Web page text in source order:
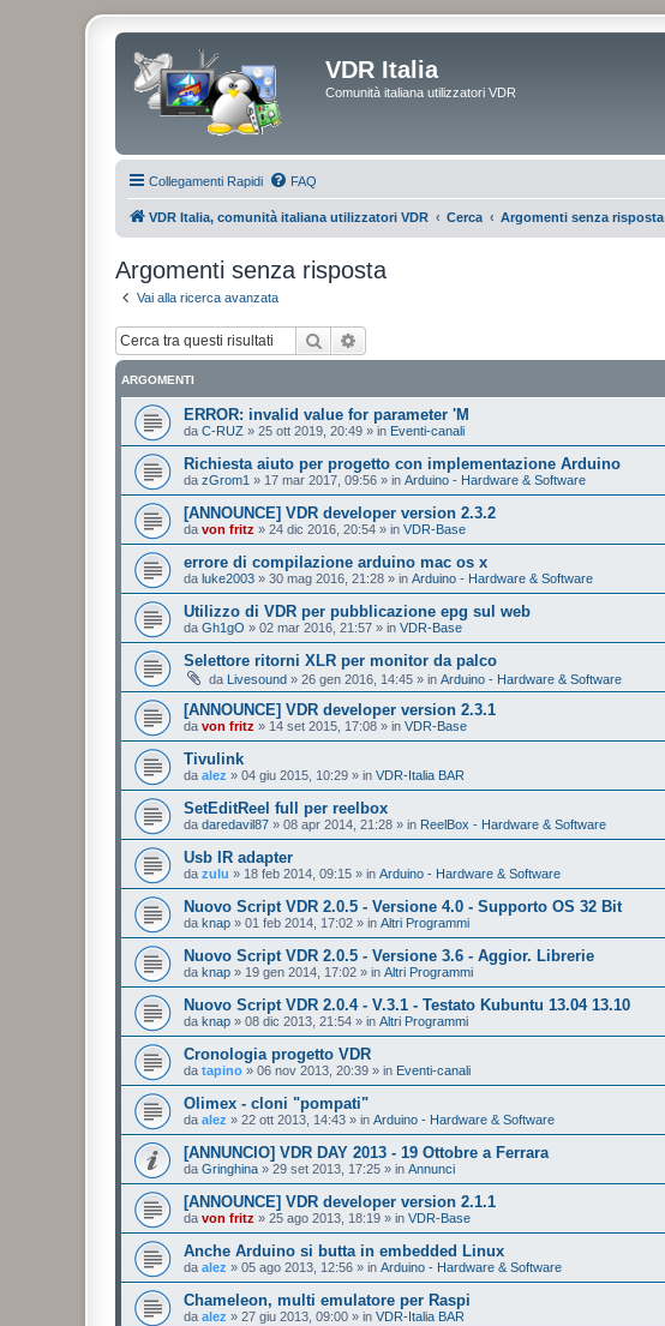
VDR Italia
Comunità italiana utilizzatori VDR
Collegamenti Rapidi FAQ
VDR Italia, comunità italiana utilizzatori VDR Cerca Argomenti senza risposta
Argomenti senza risposta
Vai alla ricerca avanzata
Cerca
ARGOMENTI
ERROR: invalid value for parameter 'M
da C-RUZ » 25 ott 2019, 20:49 » in Eventi-canali
Richiesta aiuto per progetto con implementazione Arduino
da zGrom1 » 17 mar 2017, 09:56 » in Arduino - Hardware & Software
[ANNOUNCE] VDR developer version 2.3.2
da von fritz » 24 dic 2016, 20:54 » in VDR-Base
errore di compilazione arduino mac os x
da luke2003 » 30 mag 2016, 21:28 » in Arduino - Hardware & Software
Utilizzo di VDR per pubblicazione epg sul web
da Gh1gO » 02 mar 2016, 21:57 » in VDR-Base
Selettore ritorni XLR per monitor da palco
da Livesound » 26 gen 2016, 14:45 » in Arduino - Hardware & Software
[ANNOUNCE] VDR developer version 2.3.1
da von fritz » 14 set 2015, 17:08 » in VDR-Base
Tivulink
da alez » 04 giu 2015, 10:29 » in VDR-Italia BAR
SetEditReel full per reelbox
da daredavil87 » 08 apr 2014, 21:28 » in ReelBox - Hardware & Software
Usb IR adapter
da zulu » 18 feb 2014, 09:15 » in Arduino - Hardware & Software
Nuovo Script VDR 2.0.5 - Versione 4.0 - Supporto OS 32 Bit
da knap » 01 feb 2014, 17:02 » in Altri Programmi
Nuovo Script VDR 2.0.5 - Versione 3.6 - Aggior. Librerie
da knap » 19 gen 2014, 17:02 » in Altri Programmi
Nuovo Script VDR 2.0.4 - V.3.1 - Testato Kubuntu 13.04 13.10
da knap » 08 dic 2013, 21:54 » in Altri Programmi
Cronologia progetto VDR
da tapino » 06 nov 2013, 20:39 » in Eventi-canali
Olimex - cloni "pompati"
da alez » 22 ott 2013, 14:43 » in Arduino - Hardware & Software
[ANNUNCIO] VDR DAY 2013 - 19 Ottobre a Ferrara
da Gringhina » 29 set 2013, 17:25 » in Annunci
[ANNOUNCE] VDR developer version 2.1.1
da von fritz » 25 ago 2013, 18:19 » in VDR-Base
Anche Arduino si butta in embedded Linux
da alez » 05 ago 2013, 12:56 » in Arduino - Hardware & Software
Chameleon, multi emulatore per Raspi
da alez » 27 giu 2013, 09:00 » in VDR-Italia BAR